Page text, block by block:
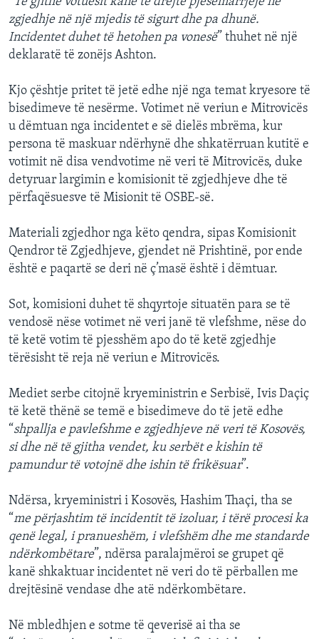
zgjedhje në një mjedis të sigurt dhe pa dhunë.
Incidentet duhet të hetohen pa vonesë” thuhet në një
deklaratë të zonëjs Ashton.
Kjo çështje pritet të jetë edhe një nga temat kryesore të
bisedimeve të nesërme. Votimet në veriun e Mitrovicës
u dëmtuan nga incidentet e së dielës mbrëma, kur
persona të maskuar ndërhynë dhe shkatërruan kutitë e
votimit në disa vendvotime në veri të Mitrovicës, duke
detyruar largimin e komisionit të zgjedhjeve dhe të
përfaqësuesve të Misionit të OSBE-së.
Materiali zgjedhor nga këto qendra, sipas Komisionit
Qendror të Zgjedhjeve, gjendet në Prishtinë, por ende
është e paqartë se deri në ç’masë është i dëmtuar.
Sot, komisioni duhet të shqyrtoje situatën para se të
vendosë nëse votimet në veri janë të vlefshme, nëse do
të ketë votim të pjesshëm apo do të ketë zgjedhje
tërësisht të reja në veriun e Mitrovicës.
Mediet serbe citojnë kryeministrin e Serbisë, Ivis Daçiç
të ketë thënë se temë e bisedimeve do të jetë edhe
“shpallja e pavlefshme e zgjedhjeve në veri të Kosovës,
si dhe në të gjitha vendet, ku serbët e kishin të
pamundur të votojnë dhe ishin të frikësuar”.
Ndërsa, kryeministri i Kosovës, Hashim Thaçi, tha se
“me përjashtim të incidentit të izoluar, i tërë procesi ka
qenë legal, i pranueshëm, i vlefshëm dhe me standarde
ndërkombëtare”, ndërsa paralajmëroi se grupet që
kanë shkaktuar incidentet në veri do të përballen me
drejtësinë vendase dhe atë ndërkombëtare.
Në mbledhjen e sotme të qeverisë ai tha se